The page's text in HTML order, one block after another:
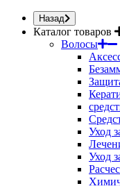
Назад
Каталог товаров
Волосы
Уход
Уход